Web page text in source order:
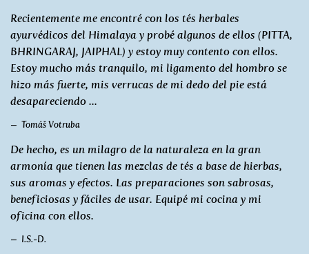
Recientemente me encontré con los tés herbales
ayurvédicos del Himalaya y probé algunos de ellos (PITTA,
BHRINGARAJ, JAIPHAL) y estoy muy contento con ellos.
Estoy mucho más tranquilo, mi ligamento del hombro se
hizo más fuerte, mis verrucas de mi dedo del pie está
desapareciendo ...
Tomáš Votruba
De hecho, es un milagro de la naturaleza en la gran
armonía que tienen las mezclas de tés a base de hierbas,
sus aromas y efectos. Las preparaciones son sabrosas,
beneficiosas y fáciles de usar. Equipé mi cocina y mi
oficina con ellos.
I.S.-D.